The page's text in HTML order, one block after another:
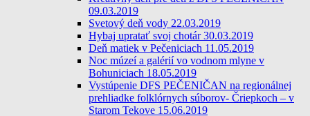
09.03.2019
Svetový deň vody 22.03.2019
Hybaj upratať svoj chotár 30.03.2019
Deň matiek v Pečeniciach 11.05.2019
Noc múzeí a galérií vo vodnom mlyne v
Bohuniciach 18.05.2019
Vystúpenie DFS PEČENIČAN na regionálnej
prehliadke folklórnych súborov- Čriepkoch – v
Starom Tekove 15.06.2019